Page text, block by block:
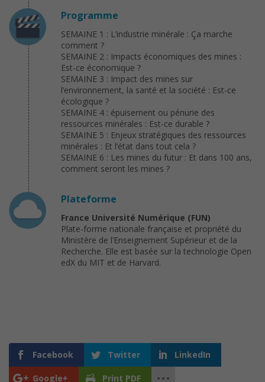
Programme
SEMAINE 1 : L’industrie minérale : Ça marche
comment ?
SEMAINE 2 : Impacts économiques des mines :
Est-ce économique ?
SEMAINE 3 : Impact des mines sur
l’environnement, la santé et la société : Est-ce
écologique ?
SEMAINE 4 : épuisement ou pénurie des
ressources minérales : Est-ce durable ?
SEMAINE 5 : Enjeux stratégiques des ressources
minérales : Et l’état dans tout cela ?
SEMAINE 6 : Les mines du futur : Et dans 100 ans,
comment seront les mines ?
Plateforme
France Université Numérique (FUN)
Plate-forme nationale française et propriété du
Ministère de l’Enseignement Supérieur et de la
Recherche. Elle est basée sur la technologie Open
edX du MIT et de Harvard.
Facebook Twitter LinkedIn
Google+ Print PDF